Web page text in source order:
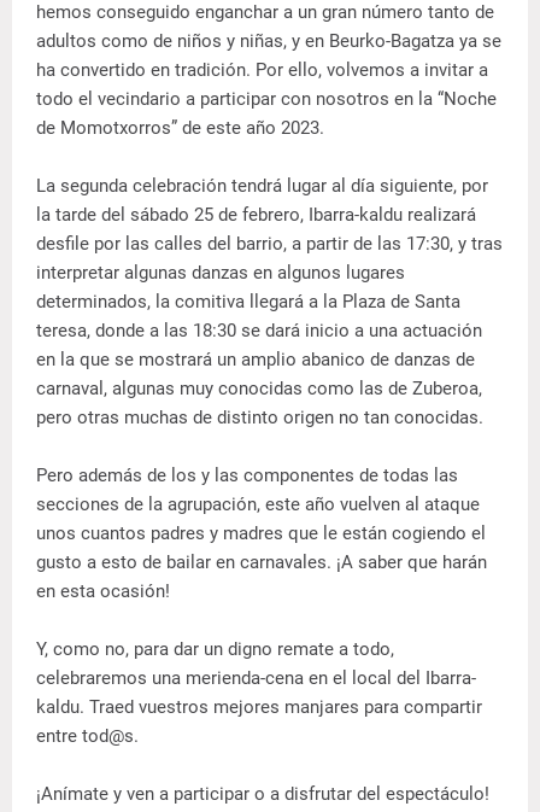
hemos conseguido enganchar a un gran número tanto de
adultos como de niños y niñas, y en Beurko-Bagatza ya se
ha convertido en tradición. Por ello, volvemos a invitar a
todo el vecindario a participar con nosotros en la “Noche
de Momotxorros” de este año 2023.
La segunda celebración tendrá lugar al día siguiente, por
la tarde del sábado 25 de febrero, Ibarra-kaldu realizará
desfile por las calles del barrio, a partir de las 17:30, y tras
interpretar algunas danzas en algunos lugares
determinados, la comitiva llegará a la Plaza de Santa
teresa, donde a las 18:30 se dará inicio a una actuación
en la que se mostrará un amplio abanico de danzas de
carnaval, algunas muy conocidas como las de Zuberoa,
pero otras muchas de distinto origen no tan conocidas.
Pero además de los y las componentes de todas las
secciones de la agrupación, este año vuelven al ataque
unos cuantos padres y madres que le están cogiendo el
gusto a esto de bailar en carnavales. ¡A saber que harán
en esta ocasión!
Y, como no, para dar un digno remate a todo,
celebraremos una merienda-cena en el local del Ibarra-
kaldu. Traed vuestros mejores manjares para compartir
entre tod@s.
¡Anímate y ven a participar o a disfrutar del espectáculo!